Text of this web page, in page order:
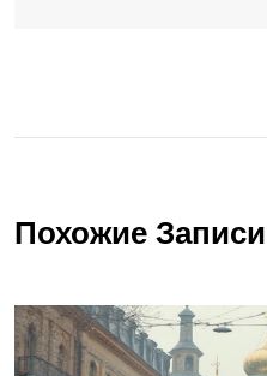
Похожие Записи